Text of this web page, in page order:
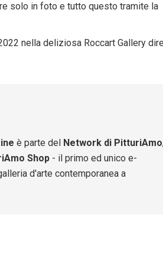
solo in foto e tutto questo tramite la
nella deliziosa Roccart Gallery
è parte del Network di PitturiAmo
Shop - il primo ed unico e-
d'arte contemporanea a